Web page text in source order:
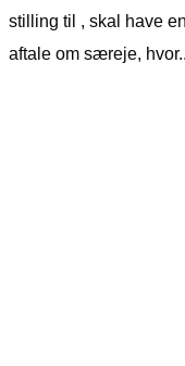
stilling til , skal have
aftale om særeje,